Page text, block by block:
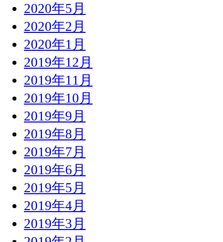
2020年5月
2020年2月
2020年1月
2019年12月
2019年11月
2019年10月
2019年9月
2019年8月
2019年7月
2019年6月
2019年5月
2019年4月
2019年3月